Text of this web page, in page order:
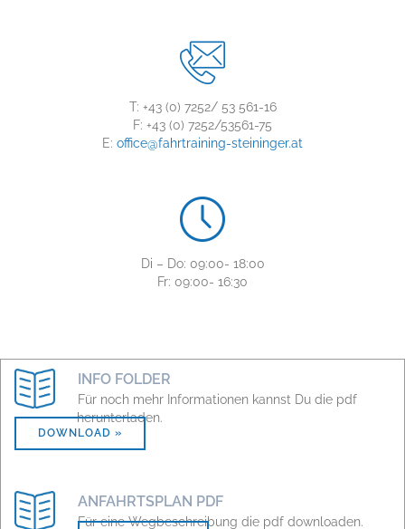
T: +43 (0) 7252/ 53 561-16
F: +43 (0) 7252/53561-75
E: office@fahrtraining-steininger.at
Di – Do: 09:00- 18:00
Fr: 09:00- 16:30
INFO FOLDER
Für noch mehr Informationen kannst Du die pdf
herunterladen.
DOWNLOAD »
ANFAHRTSPLAN PDF
Für eine Wegbeschreibung die pdf downloaden.